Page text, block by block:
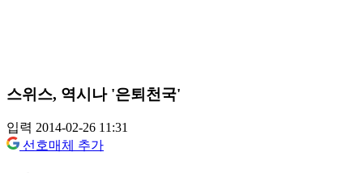
스위스, 역시나 '은퇴천국'
입력 2014-02-26 11:31
선호매체 추가